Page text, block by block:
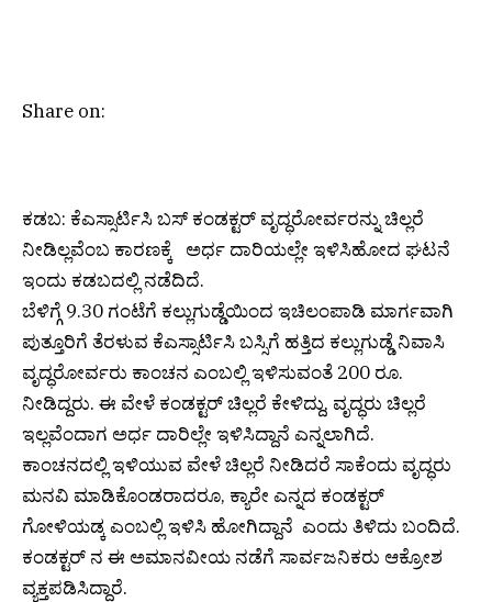
Share on:
ಕಡಬ: ಕೆಎಸ್ಸಾರ್ಟಿಸಿ ಬಸ್ ಕಂಡಕ್ಟರ್ ವೃದ್ಧರೋರ್ವರನ್ನು ಚಿಲ್ಲರೆ
ನೀಡಿಲ್ಲವೆಂಬ ಕಾರಣಕ್ಕೆ ಅರ್ಧ ದಾರಿಯಲ್ಲೇ ಇಳಿಸಿ‌ಹೋದ ಘಟನೆ
ಇಂದು ಕಡಬದಲ್ಲಿ ನಡೆದಿದೆ.
ಬೆಳಿಗ್ಗೆ 9.30 ಗಂಟೆಗೆ ಕಲ್ಲುಗುಡ್ಡೆಯಿಂದ ಇಚಿಲಂಪಾಡಿ ಮಾರ್ಗವಾಗಿ
ಪುತ್ತೂರಿಗೆ ತೆರಳುವ ಕೆಎಸ್ಸಾರ್ಟಿಸಿ ಬಸ್ಸಿಗೆ ಹತ್ತಿದ ಕಲ್ಲುಗುಡ್ಡೆ ನಿವಾಸಿ
ವೃದ್ಧರೋರ್ವರು ಕಾಂಚನ ಎಂಬಲ್ಲಿ ಇಳಿಸುವಂತೆ 200 ರೂ.
ನೀಡಿದ್ದರು. ಈ ವೇಳೆ ಕಂಡಕ್ಟರ್ ಚಿಲ್ಲರೆ ಕೇಳಿದ್ದು, ವೃದ್ಧರು ಚಿಲ್ಲರೆ
ಇಲ್ಲವೆಂದಾಗ ಅರ್ಧ ದಾರಿಲ್ಲೇ ಇಳಿಸಿದ್ದಾನೆ ಎನ್ನಲಾಗಿದೆ.
ಕಾಂಚನದಲ್ಲಿ ಇಳಿಯುವ ವೇಳೆ ಚಿಲ್ಲರೆ ನೀಡಿದರೆ ಸಾಕೆಂದು ವೃದ್ಧರು
ಮನವಿ ಮಾಡಿಕೊಂಡರಾದರೂ, ಕ್ಯಾರೇ ಎನ್ನದ ಕಂಡಕ್ಟರ್
ಗೋಳಿಯಡ್ಕ ಎಂಬಲ್ಲಿ ಇಳಿಸಿ ಹೋಗಿದ್ದಾನೆ ಎಂದು ತಿಳಿದು ಬಂದಿದೆ.
ಕಂಡಕ್ಟರ್ ನ ಈ ಅಮಾನವೀಯ ನಡೆಗೆ ಸಾರ್ವಜನಿಕರು ಆಕ್ರೋಶ
ವ್ಯಕ್ತಪಡಿಸಿದ್ದಾರೆ.